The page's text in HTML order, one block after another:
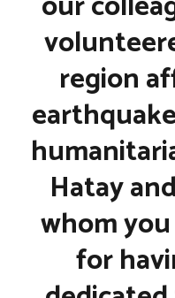
region
Hatay
whom
for